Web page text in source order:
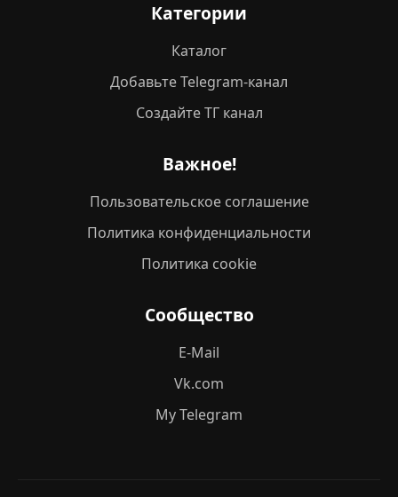
Категории
Каталог
Добавьте Telegram-канал
Создайте ТГ канал
Важное!
Пользовательское соглашение
Политика конфиденциальности
Политика cookie
Сообщество
E-Mail
Vk.com
My Telegram